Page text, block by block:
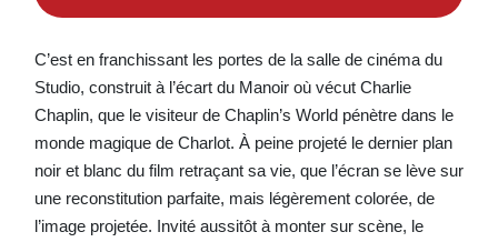
C’est en franchissant les portes de la salle de cinéma du
Studio, construit à l’écart du Manoir où vécut Charlie
Chaplin, que le visiteur de Chaplin’s World pénètre dans le
monde magique de Charlot. À peine projeté le dernier plan
noir et blanc du film retraçant sa vie, que l’écran se lève sur
une reconstitution parfaite, mais légèrement colorée, de
l’image projetée. Invité aussitôt à monter sur scène, le